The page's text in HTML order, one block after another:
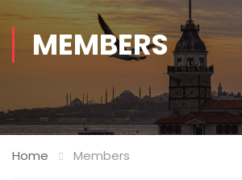
MEMBERS
Home Members